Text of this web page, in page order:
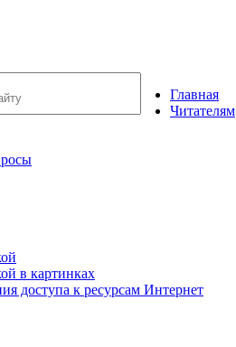
Главная
Читателям
в картинках
доступа к ресурсам Интернет